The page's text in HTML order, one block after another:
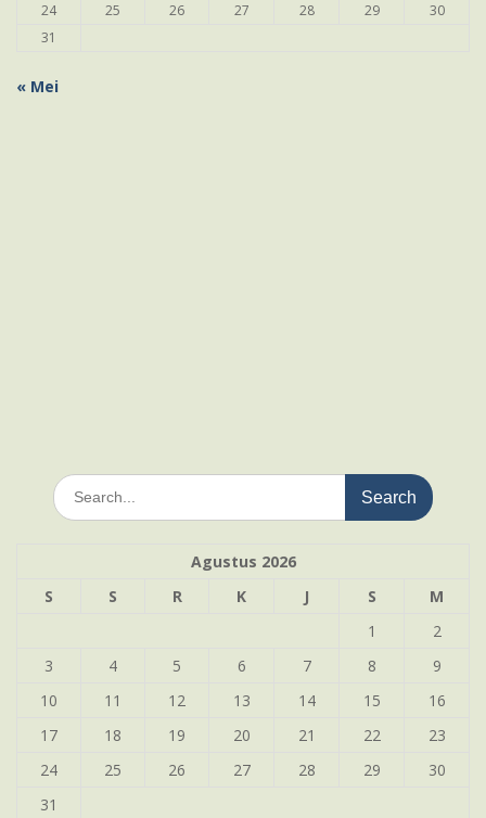
24
25 26 27 28 29
30
31
« Mei
Search
for:
Agustus 2026
S
S R K J S
M
1
2
3
4 5 6 7 8
9
10
11 12 13 14 15
16
17
18 19 20 21 22
23
24
25 26 27 28 29
30
31